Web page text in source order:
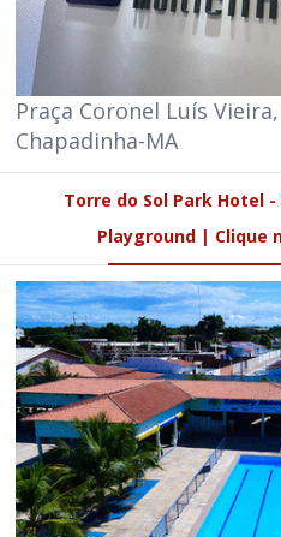
Praça Coronel Luís
Chapadinha-MA
Torre do Sol Park Hotel
Playground | Clique